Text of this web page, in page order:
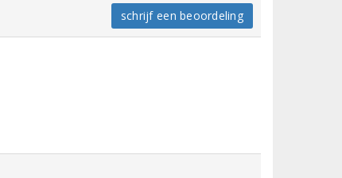
schrijf een beoordeling